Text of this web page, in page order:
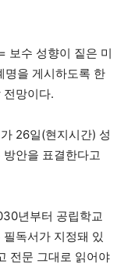
보수 성향이 짙은 미
명을 게시하도록 한
망이다.
26일(현지시간) 성
안을 표결한다고
년부터 공립학교
독서가 지정돼 있
전문 그대로 읽어야